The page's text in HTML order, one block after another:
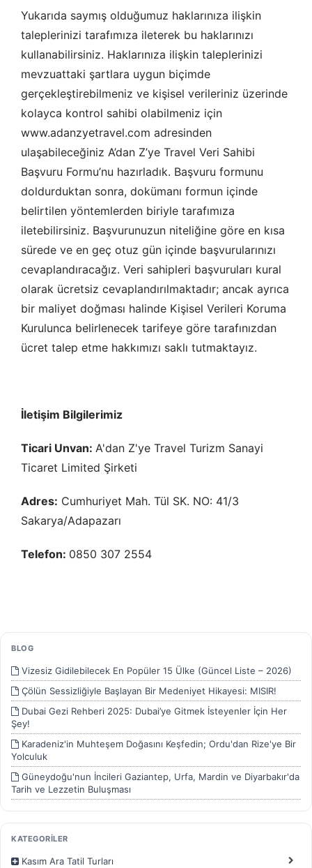
Yukarıda saymış olduğumuz haklarınıza ilişkin
taleplerinizi tarafımıza ileterek bu haklarınızı
kullanabilirsiniz. Haklarınıza ilişkin taleplerinizi
mevzuattaki şartlara uygun biçimde
gerçekleştirebilmeniz ve kişisel verileriniz üzerinde
kolayca kontrol sahibi olabilmeniz için
www.adanzyetravel.com adresinden
ulaşabileceğiniz A’dan Z’ye Travel Veri Sahibi
Başvuru Formu’nu hazırladık. Başvuru formunu
doldurduktan sonra, dokümanı formun içinde
belirtilen yöntemlerden biriyle tarafımıza
iletebilirsiniz. Başvurunuzun niteliğine göre en kısa
sürede ve en geç otuz gün içinde başvurularınızı
cevaplandıracağız. Veri sahipleri başvuruları kural
olarak ücretsiz cevaplandırılmaktadır; ancak ayrıca
bir maliyet doğması halinde Kişisel Verileri Koruma
Kurulunca belirlenecek tarifeye göre tarafınızdan
ücret talep etme hakkımızı saklı tutmaktayız.
İletişim Bilgilerimiz
Ticari Unvan: A'dan Z'ye Travel Turizm Sanayi
Ticaret Limited Şirketi
Adres: Cumhuriyet Mah. Tül SK. NO: 41/3
Sakarya/Adapazarı
Telefon: 0850 307 2554
BLOG
Vizesiz Gidilebilecek En Popüler 15 Ülke (Güncel Liste – 2026)
Çölün Sessizliğiyle Başlayan Bir Medeniyet Hikayesi: MISIR!
Dubai Gezi Rehberi 2025: Dubai’ye Gitmek İsteyenler İçin Her
Şey!
Karadeniz'in Muhteşem Doğasını Keşfedin; Ordu'dan Rize'ye Bir
Yolculuk
Güneydoğu'nun İncileri Gaziantep, Urfa, Mardin ve Diyarbakır'da
Tarih ve Lezzetin Buluşması
KATEGORİLER
Kasım Ara Tatil Turları